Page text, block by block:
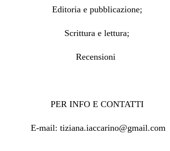
Editoria e pubblicazione;
Scrittura e lettura;
Recensioni
PER INFO E CONTATTI
E-mail: tiziana.iaccarino@gmail.com